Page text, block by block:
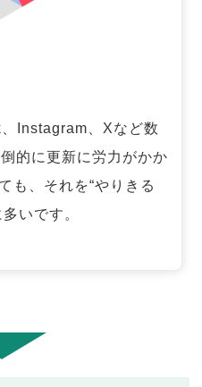
Instagram、Xなど数
的に更新に労力がかか
も、それを“やりきる
いです。